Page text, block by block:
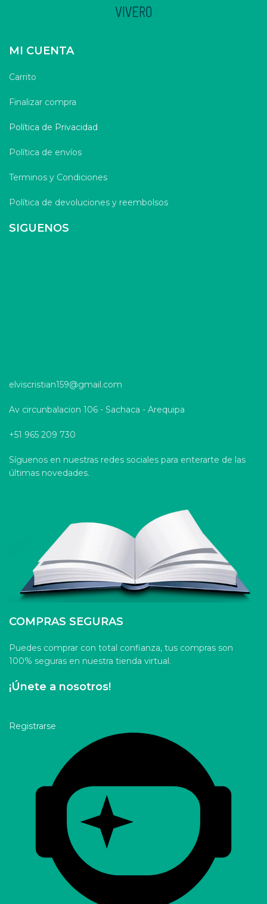
MI CUENTA
Carrito
Finalizar compra
Política de Privacidad
Política de envíos
Terminos y Condiciones
Política de devoluciones y reembolsos
SIGUENOS
elviscristian159@gmail.com
Av circunbalacion 106 - Sachaca - Arequipa
+51 965 209 730
Síguenos en nuestras redes sociales para enterarte de las
últimas novedades.
COMPRAS SEGURAS
Puedes comprar con total confianza, tus compras son
100% seguras en nuestra tienda virtual.
¡Únete a nosotros!
Registrarse